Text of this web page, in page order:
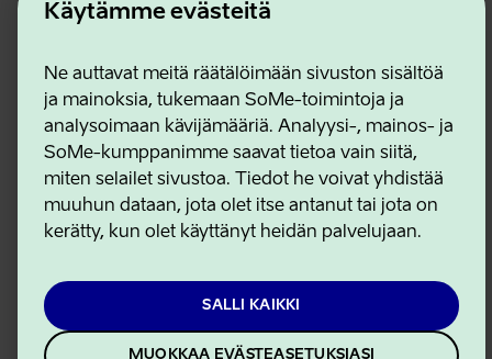
Käytämme evästeitä
Ne auttavat meitä räätälöimään sivuston sisältöä
ja mainoksia, tukemaan SoMe-toimintoja ja
analysoimaan kävijämääriä. Analyysi-, mainos- ja
SoMe-kumppanimme saavat tietoa vain siitä,
miten selailet sivustoa. Tiedot he voivat yhdistää
muuhun dataan, jota olet itse antanut tai jota on
kerätty, kun olet käyttänyt heidän palvelujaan.
SALLI KAIKKI
MUOKKAA EVÄSTEASETUKSIASI
Käyttöehdot